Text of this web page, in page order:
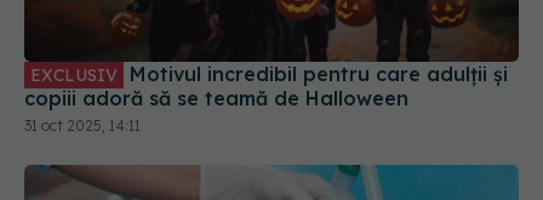
EXCLUSIV Motivul incredibil pentru care adulții și
copiii adoră să se teamă de Halloween
31 oct 2025, 14:11